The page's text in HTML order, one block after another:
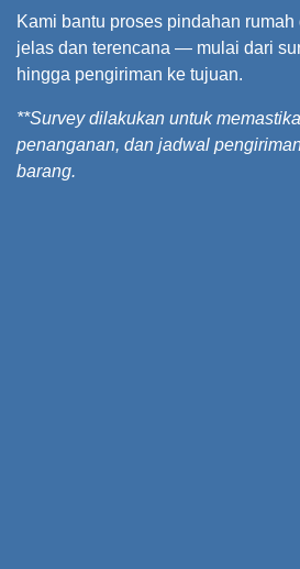
Kami bantu proses pindahan
jelas dan terencana — mulai dari
hingga pengiriman ke tujuan.
**Survey dilakukan untuk
penanganan, dan jadwal
barang.